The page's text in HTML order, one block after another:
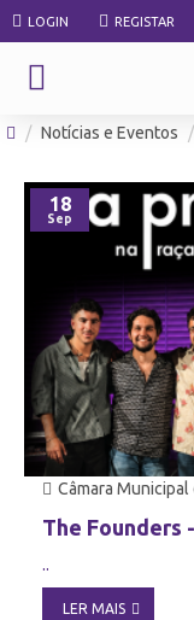
LOGIN REGISTAR
Notícias e Eventos
18
Sep
Câmara Municipal
The Founders
..
LER MAIS